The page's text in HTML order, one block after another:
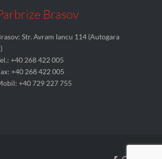
Brasov
Str. Avram Iancu 114 (Autogara
+40 268 422 005
+40 268 422 005
+40 729 227 755